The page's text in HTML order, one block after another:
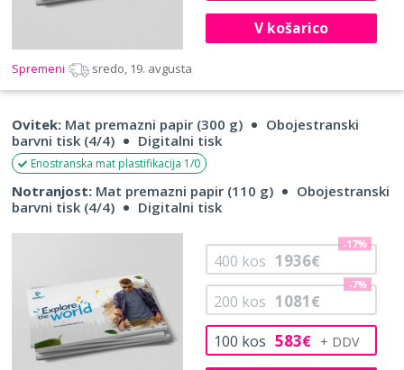
V košarico
Spremeni sredo, 19. avgusta
Ovitek: Mat premazni papir (300 g)
Obojestranski
barvni tisk (4/4)
Digitalni tisk
Enostranska mat plastifikacija 1/0
Notranjost: Mat premazni papir (110 g)
Obojestranski
barvni tisk (4/4)
Digitalni tisk
100 kos 583€
200 kos 1081€
-7%
400 kos 1936€
-17%